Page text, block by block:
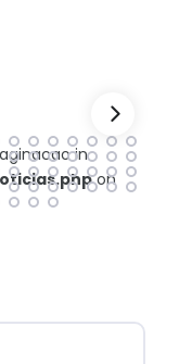
in
on